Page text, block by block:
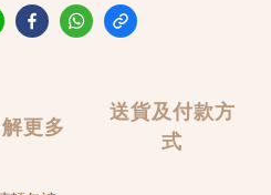
更多
送貨及付款方
式